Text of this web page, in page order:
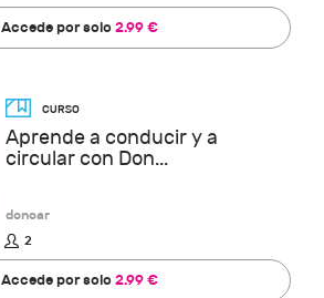
Accede por solo2.99 €
Aprende a conducir y a
circular con Don...
doncar
2
Accede por solo2.99 €